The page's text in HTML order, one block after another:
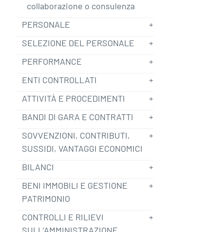
collaborazione o consulenza
PERSONALE
SELEZIONE DEL PERSONALE
PERFORMANCE
ENTI CONTROLLATI
ATTIVITÀ E PROCEDIMENTI
BANDI DI GARA E CONTRATTI
SOVVENZIONI, CONTRIBUTI,
SUSSIDI, VANTAGGI ECONOMICI
BILANCI
BENI IMMOBILI E GESTIONE
PATRIMONIO
CONTROLLI E RILIEVI